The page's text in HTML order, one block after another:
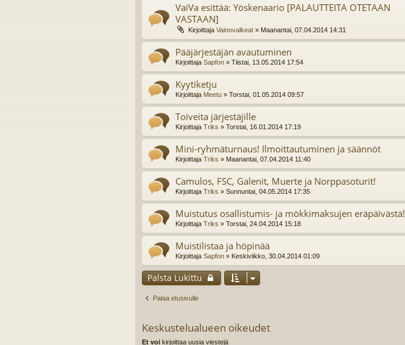
VaiVa esittää: Yöskenaario [PALAUTTEITA OTETAAN
VASTAAN]
Kirjoittaja Vainovalkeat » Maanantai, 07.04.2014 14:31
Pääjärjestäjän avautuminen
Kirjoittaja Sapfon » Tiistai, 13.05.2014 17:54
Kyytiketju
Kirjoittaja Meetu » Torstai, 01.05.2014 09:57
Toiveita järjestäjille
Kirjoittaja Triks » Torstai, 16.01.2014 17:19
Mini-ryhmäturnaus! Ilmoittautuminen ja säännöt
Kirjoittaja Triks » Maanantai, 07.04.2014 11:40
Camulos, FSC, Galenit, Muerte ja Norppasoturit!
Kirjoittaja Triks » Sunnuntai, 04.05.2014 17:35
Muistutus osallistumis- ja mökkimaksujen eräpäivästä!
Kirjoittaja Triks » Torstai, 24.04.2014 15:18
Muistilistaa ja höpinää
Kirjoittaja Sapfon » Keskiviikko, 30.04.2014 01:09
Palsta Lukittu
Palaa etusivulle
Keskustelualueen oikeudet
Et voi kirjoittaa uusia viestejä